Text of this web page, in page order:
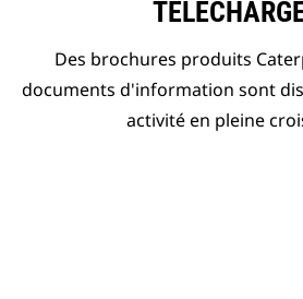
Des brochures produits
documents d'information sont
activité en pleine